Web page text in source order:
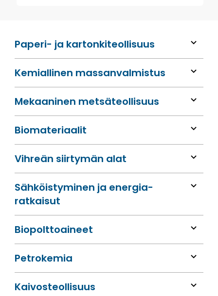
Paperi- ja kartonkiteollisuus
Kemiallinen massan­valmistus
Mekaaninen metsä­teollisuus
Bio­materiaalit
Vihreän siirtymän alat
Sähköis­tyminen ja energia­
ratkaisut
Bio­polttoaineet
Petrokemia
Kaivos­teollisuus